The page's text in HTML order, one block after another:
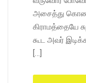
அசைத்து
கிராமத்தையே
கூட அவர்
[…]